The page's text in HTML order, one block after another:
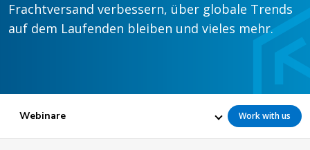
Frachtversand verbessern, über globale Trends
auf dem Laufenden bleiben und vieles mehr.
Webinare Work with us